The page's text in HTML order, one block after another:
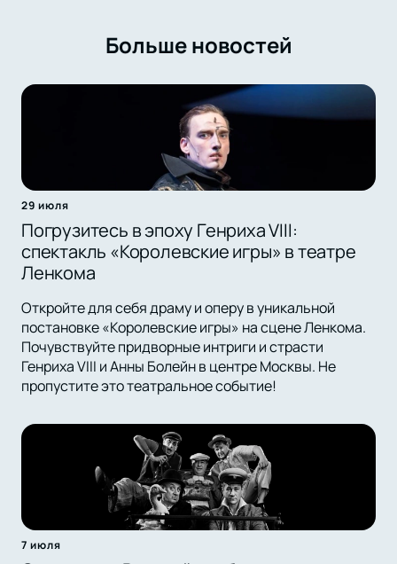
Больше новостей
29 июля
Погрузитесь в эпоху Генриха VIII:
спектакль «Королевские игры» в театре
Ленкома
Откройте для себя драму и оперу в уникальной
постановке «Королевские игры» на сцене Ленкома.
Почувствуйте придворные интриги и страсти
Генриха VIII и Анны Болейн в центре Москвы. Не
пропустите это театральное событие!
7 июля